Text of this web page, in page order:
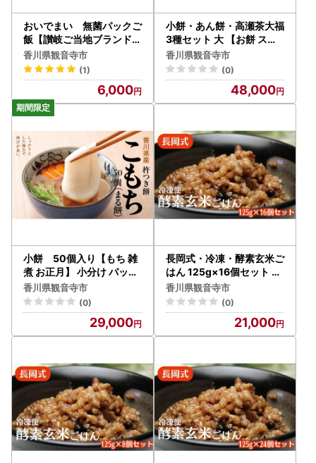
おいでまい 無菌パックご
飯【讃岐ご当地ブランド米
】180g×6個セット 小分
けパックライス 非常食 備
蓄 保存食 個包装 お手軽 常
温保存可能 香川県おいで
米
香川県観音寺市
(1)
6,000
小餅・あん餅・高瀬茶大福
3種セット 大 【お餅 スイ
ーツ 和菓子】
香川県観音寺市
(0)
48,000
小餅 50個入り【もち 雑
煮 お正月】 小分け パック
おもち お雑煮 おやつ
香川県観音寺市
(0)
29,000
長岡式・冷凍・酵素玄米ご
はん 125g×16個セット 玄
米 ごはん ご飯 セット 冷凍
香川県観音寺市
(0)
21,000